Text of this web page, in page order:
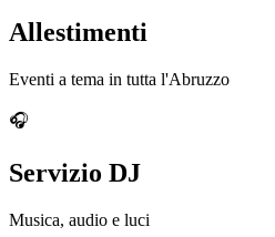
Allestimenti
Eventi a tema in tutta l'Abruzzo
🎧
Servizio DJ
Musica, audio e luci